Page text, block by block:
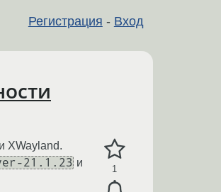
Регистрация - Вход
1
XWayland.
21.1.23 и